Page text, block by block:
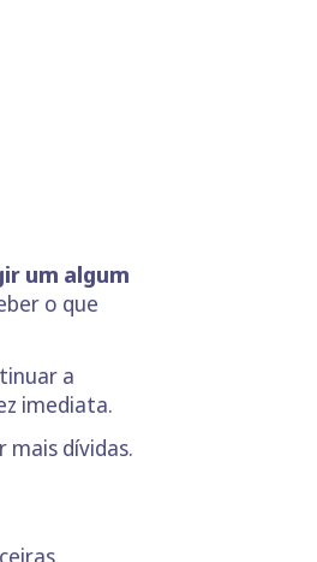
um algum
o que
a
imediata.
mais dívidas.